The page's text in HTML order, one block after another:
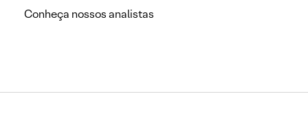
Conheça nossos analistas